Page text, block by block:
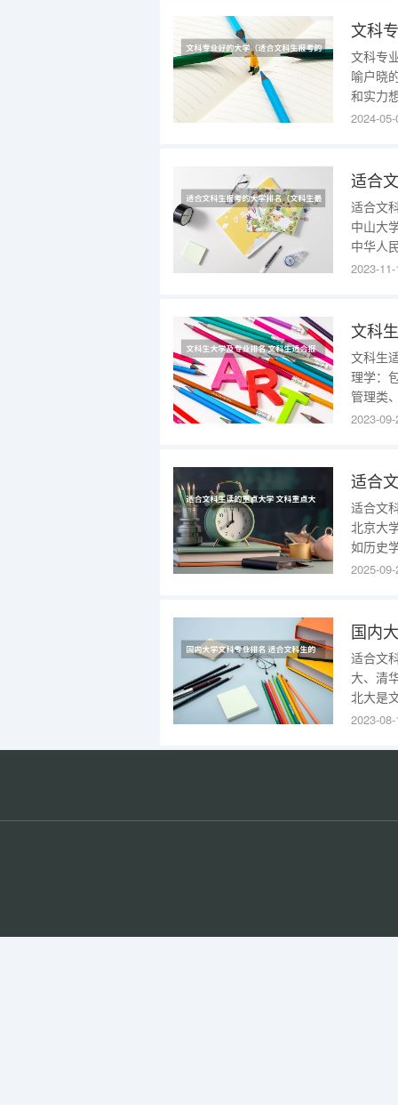
文科
文科专
喻户晓
和实力
高下，
2024-
适合
适合文
中山大
中华人
共建的
2023-
文科
文科生
理学：
管理类
会计学
2023-
适合文
北京大
如历史
哲人才
2025-
国内
适合文
大、清
北大是
是管理
学，应
2023-